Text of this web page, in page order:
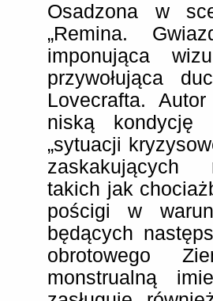
Osadzona w
„Remina.
imponująca
przywołująca
Lovecrafta.
niską kondycję
„sytuacji
zaskakujących
takich jak
pościgi w
będących
obrotowego
monstrualną